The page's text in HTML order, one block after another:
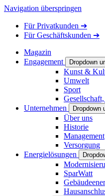
Navigation überspringen
FürPrivatkunden ➔
FürGeschäftskunden ➔
Magazin
Engagement
Dropdown
Kunst &
Umwelt
Sport
Unternehmen
Dropdown
Über uns
Historie
Management
Versorgung
Energielösungen
SparWatt